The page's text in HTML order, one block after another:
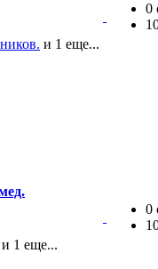
и 1 еще...
0
и 1 еще...
0